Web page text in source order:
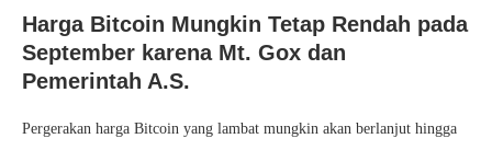
Harga Bitcoin Mungkin Tetap Rendah pada
September karena Mt. Gox dan
Pemerintah A.S.
Pergerakan harga Bitcoin yang lambat mungkin akan berlanjut hingga